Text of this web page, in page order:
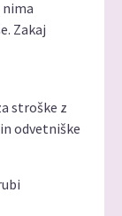
nima
Zakaj
stroške z
odvetniške